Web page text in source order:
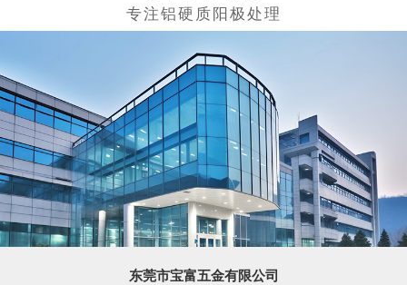
东莞市宝富五金有限公司